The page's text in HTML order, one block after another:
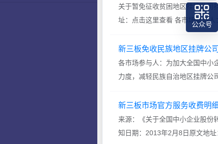
法律、
关于暂免征收贫困地区挂牌公司
址：点击这里查看 各市场参与
用服务国家脱贫攻坚战略的意
困地区（指国务院扶贫开发领导
新三板免收民族地区挂牌公
各市场参与人：为加大全国中小
力度，减轻民族自治地区挂牌公
牌公司挂牌费用（包括挂牌初费
转
新三板市场官方服务收费明
来源：《关于全国中小企业股份
知日期：2013年2月8日原文地
公众号